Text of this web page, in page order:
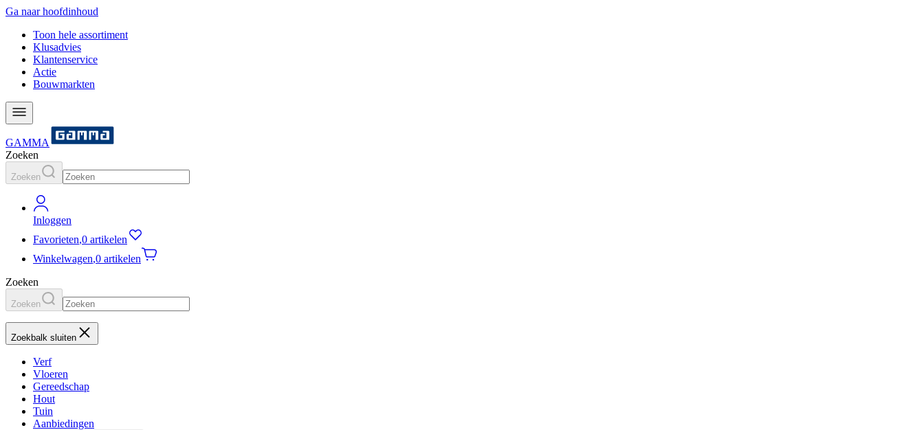
Ga naar hoofdinhoud
Toon hele assortiment
Klusadvies
Klantenservice
Actie
Bouwmarkten
GAMMA
Zoeken
Zoeken
Inloggen
Favorieten,0 artikelen
Winkelwagen,0 artikelen
Zoeken
Zoeken
Zoekbalk sluiten
Verf
Vloeren
Gereedschap
Hout
Tuin
Aanbiedingen